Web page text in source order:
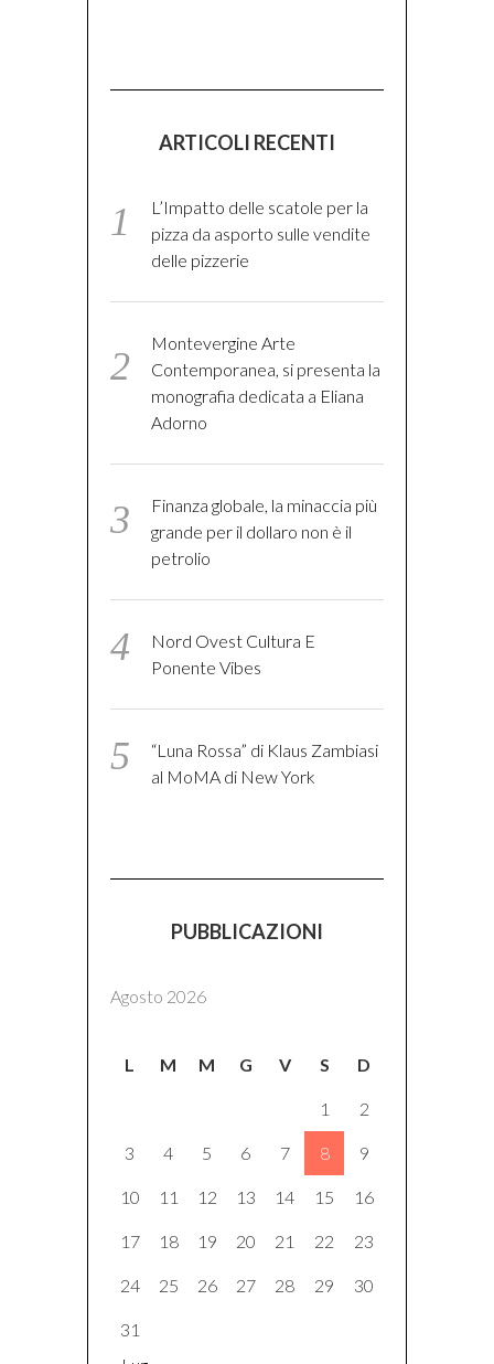
ARTICOLI RECENTI
L’Impatto delle scatole per la
pizza da asporto sulle vendite
delle pizzerie
Montevergine Arte
Contemporanea, si presenta la
monografia dedicata a Eliana
Adorno
Finanza globale, la minaccia più
grande per il dollaro non è il
petrolio
Nord Ovest Cultura E
Ponente Vibes
“Luna Rossa” di Klaus Zambiasi
al MoMA di New York
PUBBLICAZIONI
Agosto 2026
L M M G V S D
1 2
3 4 5 6 7 8 9
10 11 12 13 14 15 16
17 18 19 20 21 22 23
24 25 26 27 28 29 30
31